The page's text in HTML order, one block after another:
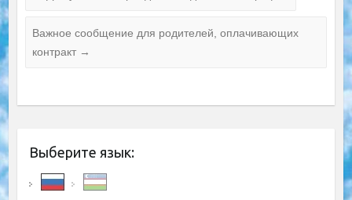
Важное сообщение для родителей, оплачивающих
контракт →
Выберите язык: